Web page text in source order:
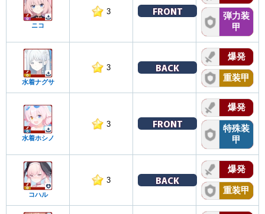
ニコ
3 FRONT
弾力装
甲
水着ナグサ
3 BACK
爆発
重装甲
水着ホシノ
3 FRONT
爆発
特殊装
甲
コハル
3 BACK
爆発
重装甲